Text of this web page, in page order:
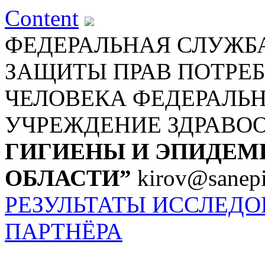
Content
ФЕДЕРАЛЬНАЯ
ЗАЩИТЫ ПРАВ
ЧЕЛОВЕКА
УЧРЕЖДЕНИЕ
ГИГИЕНЫ И
ОБЛАСТИ”
РЕЗУЛЬТАТЫ
ПАРТНЁРА